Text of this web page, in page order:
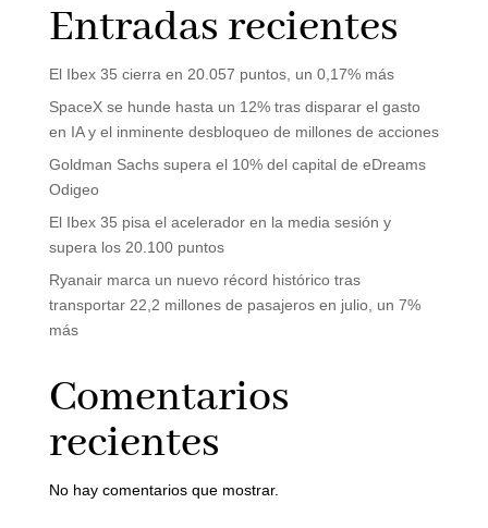
Entradas recientes
El Ibex 35 cierra en 20.057 puntos, un 0,17% más
SpaceX se hunde hasta un 12% tras disparar el gasto
en IA y el inminente desbloqueo de millones de acciones
Goldman Sachs supera el 10% del capital de eDreams
Odigeo
El Ibex 35 pisa el acelerador en la media sesión y
supera los 20.100 puntos
Ryanair marca un nuevo récord histórico tras
transportar 22,2 millones de pasajeros en julio, un 7%
más
Comentarios
recientes
No hay comentarios que mostrar.